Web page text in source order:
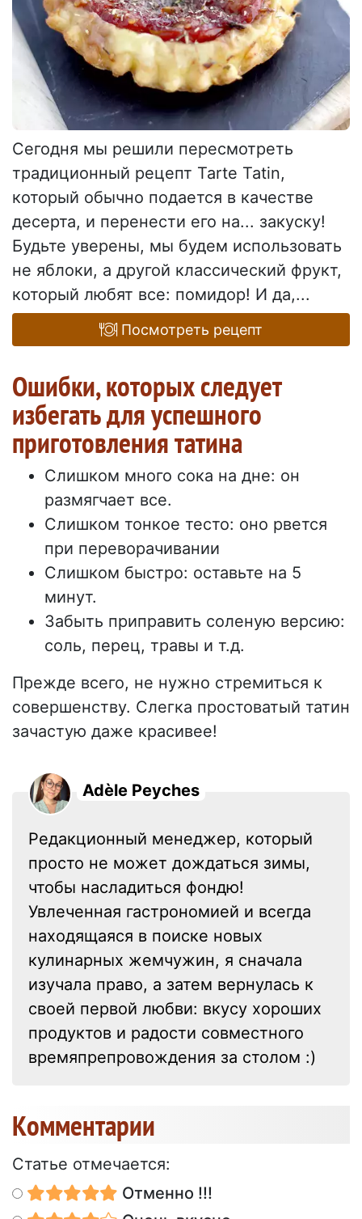
Сегодня мы решили пересмотреть
традиционный рецепт Tarte Tatin,
который обычно подается в качестве
десерта, и перенести его на... закуску!
Будьте уверены, мы будем использовать
не яблоки, а другой классический фрукт,
который любят все: помидор! И да,...
Посмотреть рецепт
Ошибки, которых следует
избегать для успешного
приготовления татина
Слишком много сока на дне: он
размягчает все.
Слишком тонкое тесто: оно рвется
при переворачивании
Слишком быстро: оставьте на 5
минут.
Забыть приправить соленую версию:
соль, перец, травы и т.д.
Прежде всего, не нужно стремиться к
совершенству. Слегка простоватый татин
зачастую даже красивее!
Adèle Peyches
Редакционный менеджер, который
просто не может дождаться зимы,
чтобы насладиться фондю!
Увлеченная гастрономией и всегда
находящаяся в поиске новых
кулинарных жемчужин, я сначала
изучала право, а затем вернулась к
своей первой любви: вкусу хороших
продуктов и радости совместного
времяпрепровождения за столом :)
Kомментарии
Статье отмечается:
Отменно !!!